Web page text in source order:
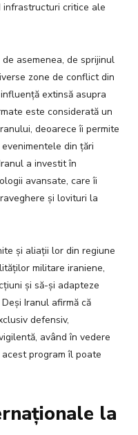
critice ale
asemenea, de sprijinul
zone de conflict din
extinsă asupra
este considerată un
deoarece îi permite
din țări
a investit în
avansate, care îi
și lovituri la
și aliații lor din regiune
militare iraniene,
și să-și adapteze
Iranul afirmă că
defensiv,
având în vedere
program îl poate
la